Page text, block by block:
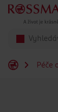
Přeskočit na
Péče